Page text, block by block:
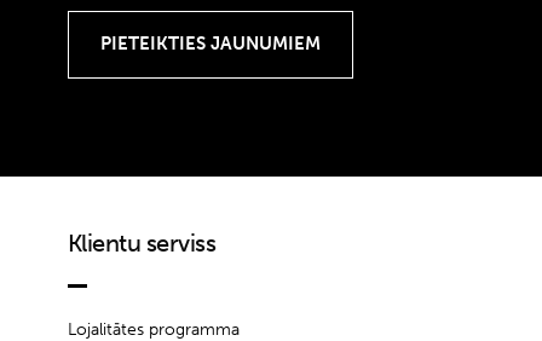
Klientu serviss
Lojalitātes programma